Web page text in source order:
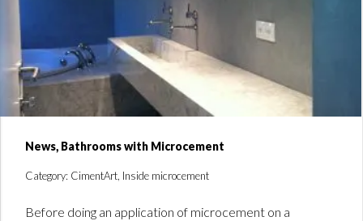
News, Bathrooms with Microcement
Category: CimentArt, Inside microcement
Before doing an application of microcement on a